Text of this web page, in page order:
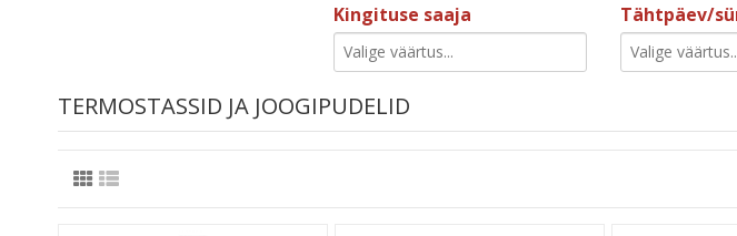
Kingituse saaja Tähtpäev/
TERMOSTASSID JA JOOGIPUDELID